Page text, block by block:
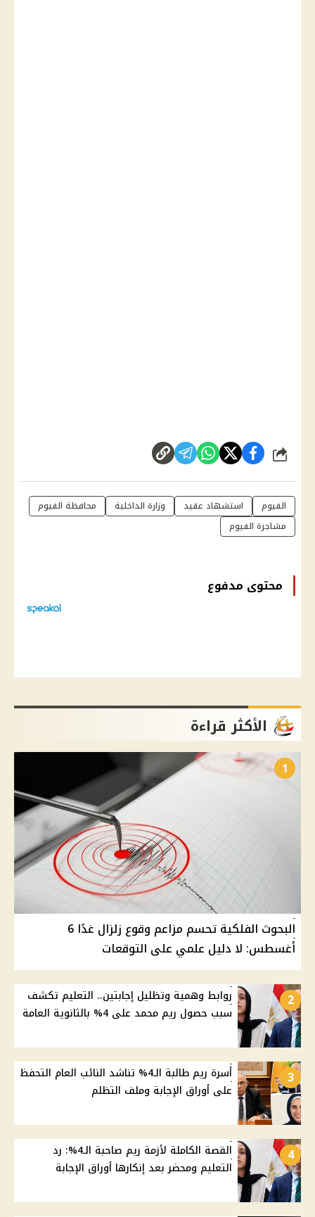
شارك
الفيوم استشهاد عقيد وزارة الداخلية
محافظة الفيوم
مشاجرة الفيوم
محتوى مدفوع
الأكثر قراءة
1
البحوث الفلكية تحسم مزاعم وقوع زلزال غدًا 6
أغسطس: لا دليل علمي على التوقعات
2
روابط وهمية وتظليل إجابتين.. التعليم تكشف
سبب حصول ريم محمد على 4% بالثانوية العامة
3
أسرة ريم طالبة الـ4% تناشد النائب العام التحفظ
على أوراق الإجابة وملف التظلم
4
القصة الكاملة لأزمة ريم صاحبة الـ4%: رد
التعليم ومحضر بعد إنكارها أوراق الإجابة